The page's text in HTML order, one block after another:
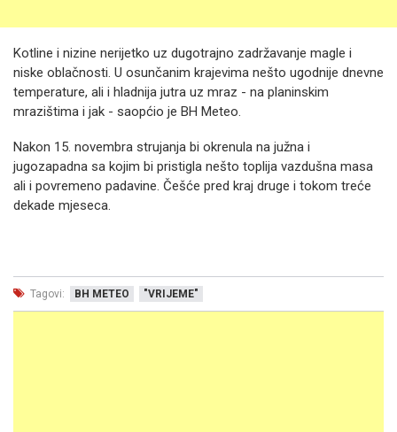
Kotline i nizine nerijetko uz dugotrajno zadržavanje magle i
niske oblačnosti. U osunčanim krajevima nešto ugodnije dnevne
temperature, ali i hladnija jutra uz mraz - na planinskim
mrazištima i jak - saopćio je BH Meteo.
Nakon 15. novembra strujanja bi okrenula na južna i
jugozapadna sa kojim bi pristigla nešto toplija vazdušna masa
ali i povremeno padavine. Češće pred kraj druge i tokom treće
dekade mjeseca.
Tagovi: BH METEO "VRIJEME"